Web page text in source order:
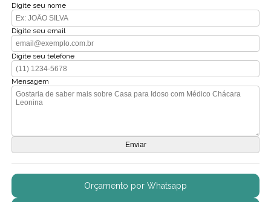
Digite seu nome
Digite seu email
Digite seu telefone
Mensagem
Orçamento por Whatsapp